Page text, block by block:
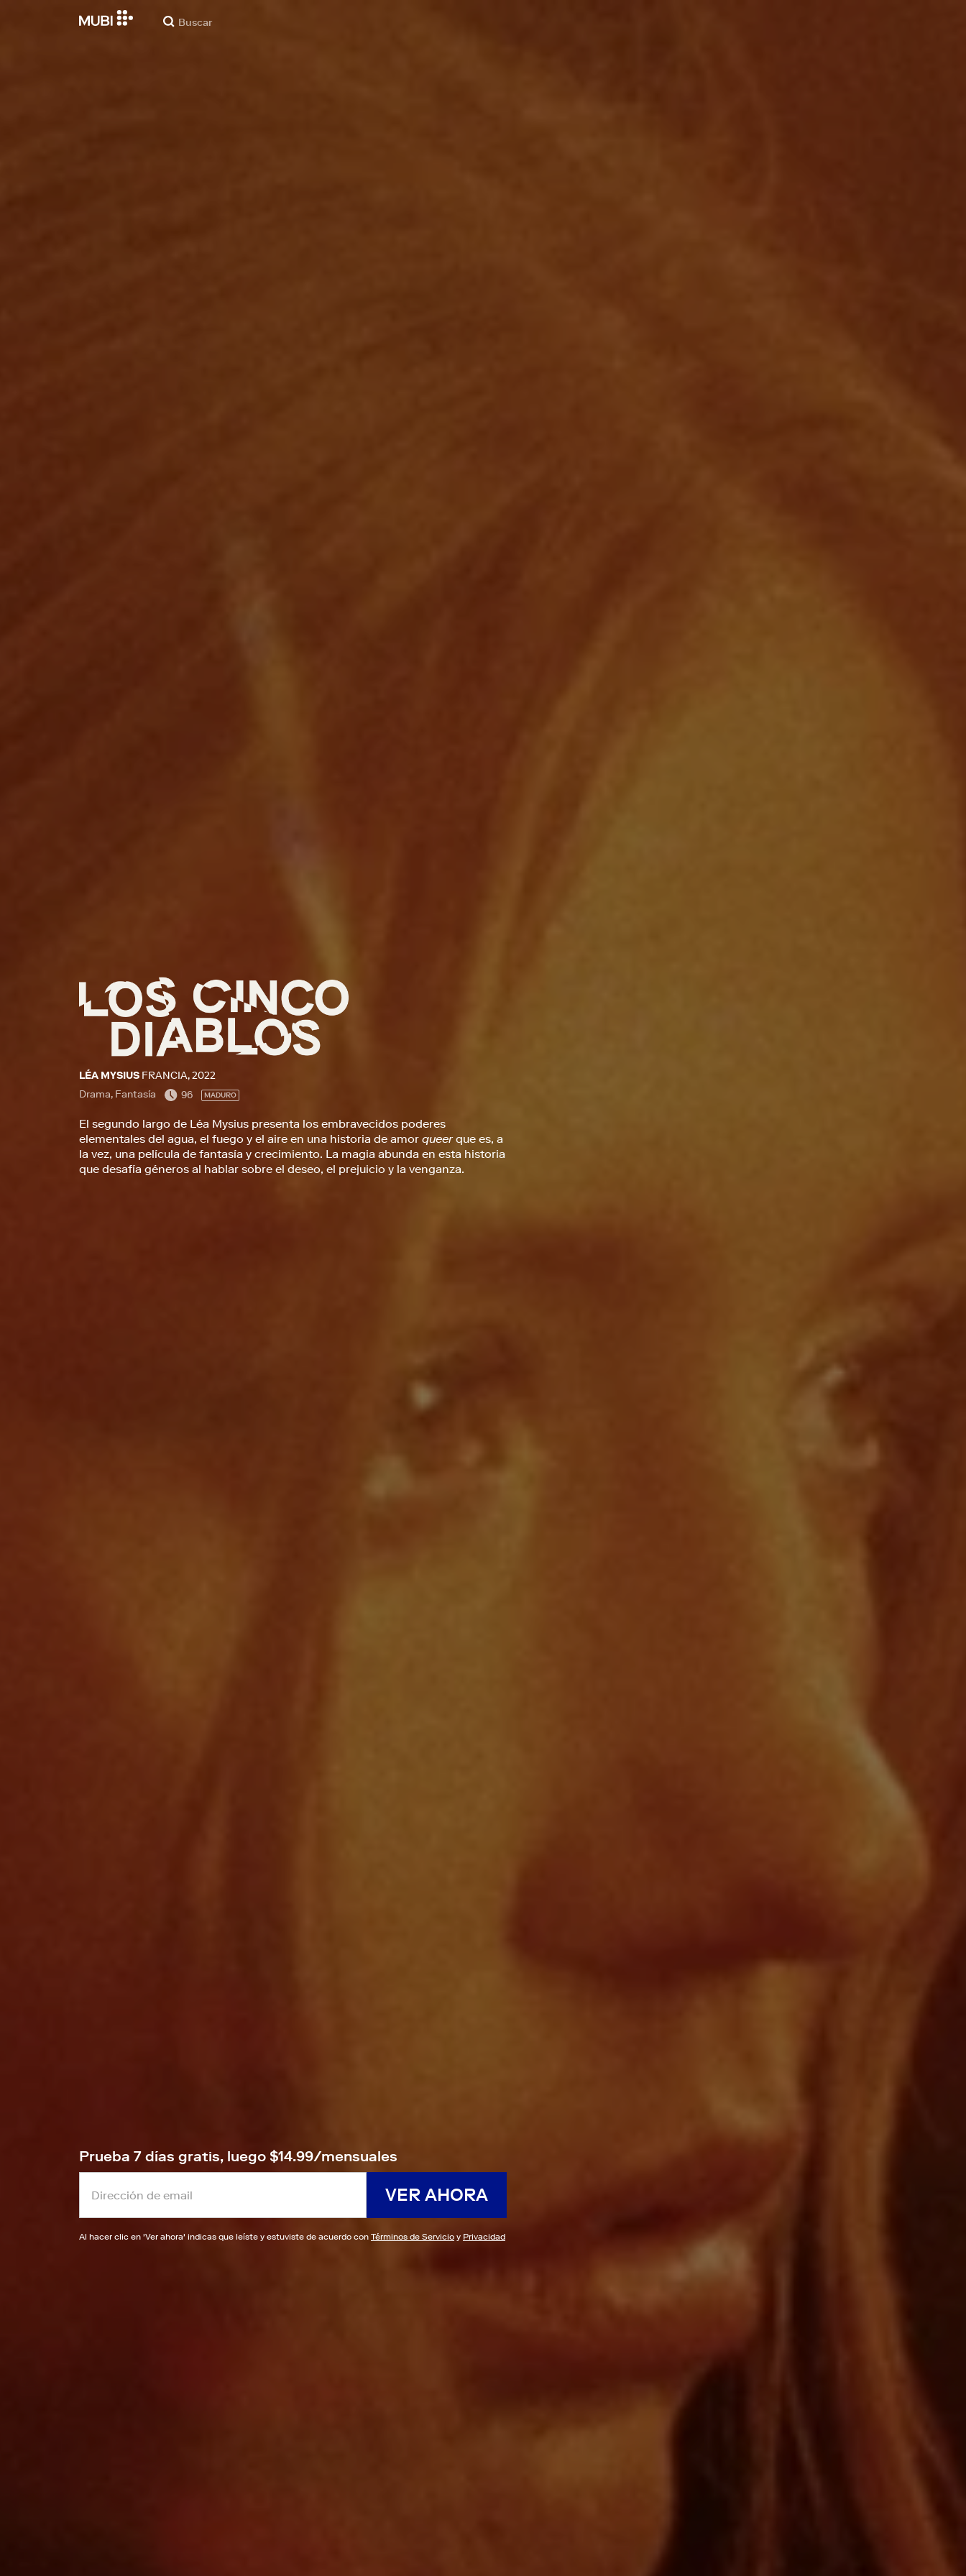
LÉA MYSIUS FRANCIA, 2022
Drama, Fantasía
96 MADURO
El segundo largo de Léa Mysius presenta los embravecidos poderes
elementales del agua, el fuego y el aire en una historia de amor queerque es, a
la vez, una película de fantasía y crecimiento. La magia abunda en esta historia
que desafía géneros al hablar sobre el deseo, el prejuicio y la venganza.
Prueba 7 días gratis, luego $14.99/mensuales
VER AHORA
Al hacer clic en 'Ver ahora' indicas que leíste y estuviste de acuerdo con Términos de Servicio y Privacidad